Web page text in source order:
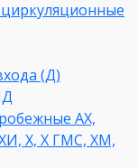
(Д)
АХ,
Х, Х ГМС, ХМ,